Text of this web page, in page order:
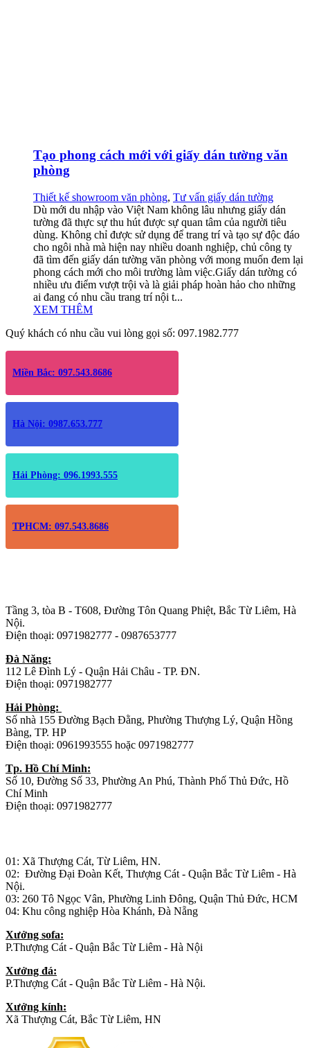
Tạo phong cách mới với giấy dán tường văn
phòng
Thiết kế showroom văn phòng, Tư vấn giấy dán tường
Dù mới du nhập vào Việt Nam không lâu nhưng giấy dán
tường đã thực sự thu hút được sự quan tâm của người tiêu
dùng. Không chỉ được sử dụng để trang trí và tạo sự độc đáo
cho ngôi nhà mà hiện nay nhiều doanh nghiệp, chủ công ty
đã tìm đến giấy dán tường văn phòng với mong muốn đem lại
phong cách mới cho môi trường làm việc.Giấy dán tường có
nhiều ưu điểm vượt trội và là giải pháp hoàn hảo cho những
ai đang có nhu cầu trang trí nội t...
XEM THÊM
Quý khách có nhu cầu vui lòng gọi số: 097.1982.777
Miền Bắc: 097.543.8686
Hà Nội: 0987.653.777
Hải Phòng: 096.1993.555
TPHCM: 097.543.8686
Tầng 3, tòa B - T608, Đường Tôn Quang Phiệt, Bắc Từ Liêm, Hà
Nội.
Điện thoại: 0971982777 - 0987653777
Đà Năng:
112 Lê Đình Lý - Quận Hải Châu - TP. ĐN.
Điện thoại: 0971982777
Hải Phòng:
Số nhà 155 Đường Bạch Đằng, Phường Thượng Lý, Quận Hồng
Bàng, TP. HP
Điện thoại: 0961993555 hoặc 0971982777
Tp. Hồ Chí Minh:
Số 10, Đường Số 33, Phường An Phú, Thành Phố Thủ Đức, Hồ
Chí Minh
Điện thoại: 0971982777
01: Xã Thượng Cát, Từ Liêm, HN.
02: Đường Đại Đoàn Kết, Thượng Cát - Quận Bắc Từ Liêm - Hà
Nội.
03: 260 Tô Ngọc Vân, Phường Linh Đông, Quận Thủ Đức, HCM
04: Khu công nghiệp Hòa Khánh, Đà Nẵng
Xưởng sofa:
P.Thượng Cát - Quận Bắc Từ Liêm - Hà Nội
Xưởng đá:
P.Thượng Cát - Quận Bắc Từ Liêm - Hà Nội.
Xưởng kính:
Xã Thượng Cát, Bắc Từ Liêm, HN